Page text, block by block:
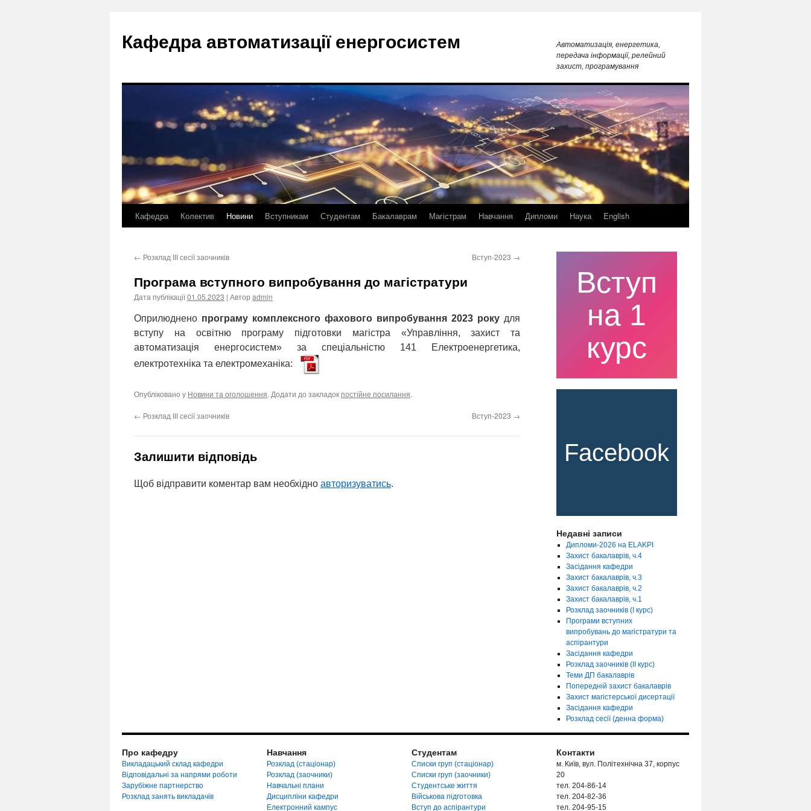
вмісту
Кафедра автоматизації енергосистем
Автоматизація, енергетика,
передача інформації, релейний
захист, програмування
Кафедра Колектив Новини Вступникам Студентам Бакалаврам Магістрам Навчання Дипломи Наука English
← Розклад ІІІ сесії заочників Вступ-2023 →
Програма вступного випробування до магістратури
Дата публікації01.05.2023 | Автор admin
Оприлюднено програму комплексного фахового випробування 2023 року для
вступу на освітню програму підготовки магістра «Управління, захист та
автоматизація енергосистем» за спеціальністю 141 Електроенергетика,
електротехніка та електромеханіка:
Опубліковано у Новини та оголошення. Додати до закладокпостійне посилання.
← Розклад ІІІ сесії заочників Вступ-2023 →
Залишити відповідь
Щоб відправити коментар вам необхідно авторизуватись.
Вступ
на 1
курс
Facebook
Недавні записи
Дипломи-2026 на ELAKPI
Захист бакалаврів, ч.4
Засідання кафедри
Захист бакалаврів, ч.3
Захист бакалаврів, ч.2
Захист бакалаврів, ч.1
Розклад заочників (І курс)
Програми вступних
випробувань до магістратури та
аспірантури
Засідання кафедри
Розклад заочників (ІІ курс)
Теми ДП бакалаврів
Попередній захист бакалаврів
Захист магістерської дисертації
Засідання кафедри
Розклад сесії (денна форма)
Про кафедру
Викладацький склад кафедри
Відповідальні за напрями роботи
Зарубіжне партнерство
Розклад занять викладачів
Навчання
Розклад (стаціонар)
Розклад (заочники)
Навчальні плани
Дисципліни кафедри
Електронний кампус
Студентам
Списки груп (стаціонар)
Списки груп (заочники)
Студентське життя
Військова підготовка
Вступ до аспірантури
Контакти
м. Київ, вул. Політехнічна 37, корпус
20
тел. 204-86-14
тел. 204-82-36
тел. 204-95-15